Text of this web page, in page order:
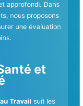
approfondi. Dans
nous proposons
une évaluation
et
Travail suit les